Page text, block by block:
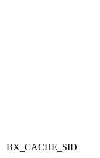
BX_CACHE_SID